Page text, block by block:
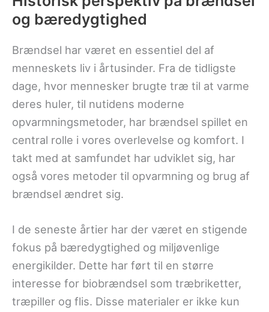
og bæredygtighed
Brændsel har været en essentiel del af
menneskets liv i årtusinder. Fra de tidligste
dage, hvor mennesker brugte træ til at varme
deres huler, til nutidens moderne
opvarmningsmetoder, har brændsel spillet en
central rolle i vores overlevelse og komfort. I
takt med at samfundet har udviklet sig, har
også vores metoder til opvarmning og brug af
brændsel ændret sig.
I de seneste årtier har der været en stigende
fokus på bæredygtighed og miljøvenlige
energikilder. Dette har ført til en større
interesse for biobrændsel som træbriketter,
træpiller og flis. Disse materialer er ikke kun